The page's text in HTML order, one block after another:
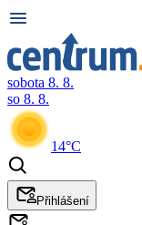
sobota 8. 8.
so 8. 8.
14°C
Přihlášení